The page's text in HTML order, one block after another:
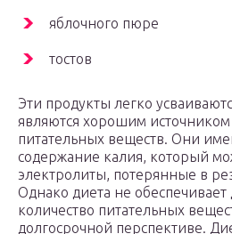
яблочного пюре
тостов
Эти продукты легко
являются хорошим
питательных веществ. Они
содержание калия, который
электролиты, потерянные в
Однако диета не обеспечивает
количество питательных
долгосрочной перспективе.